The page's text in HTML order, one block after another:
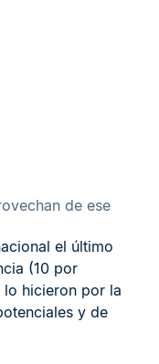
de ese
el último
(10 por
hicieron por la
y de